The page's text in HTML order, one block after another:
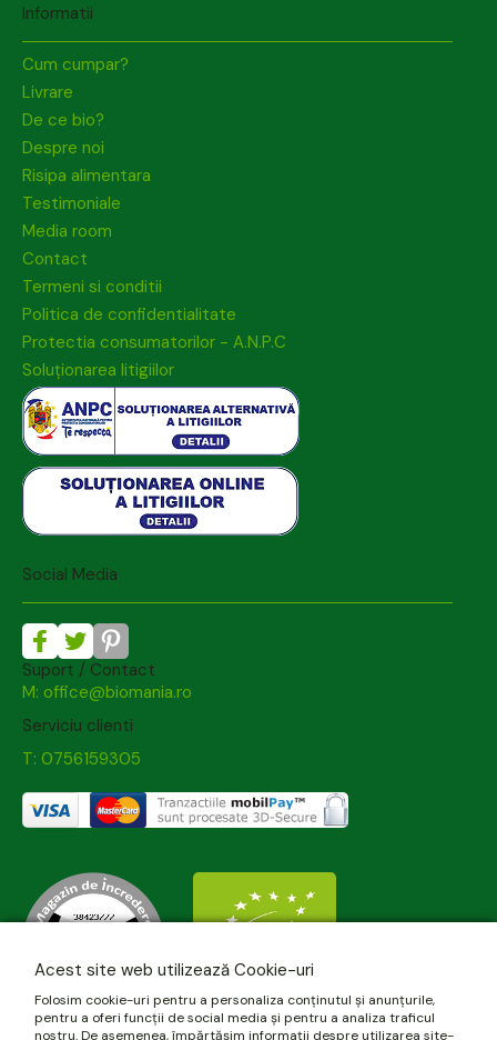
Informatii
Cum cumpar?
Livrare
De ce bio?
Despre noi
Risipa alimentara
Testimoniale
Media room
Contact
Termeni si conditii
Politica de confidentialitate
Protectia consumatorilor - A.N.P.C
Soluționarea litigiilor
Social Media
Suport / Contact
M: office@biomania.ro
Serviciu clienti
T: 0756159305
Acest site web utilizează Cookie-uri
Folosim cookie-uri pentru a personaliza conținutul și anunțurile,
pentru a oferi funcții de social media și pentru a analiza traficul
nostru. De asemenea, împărtășim informații despre utilizarea site-